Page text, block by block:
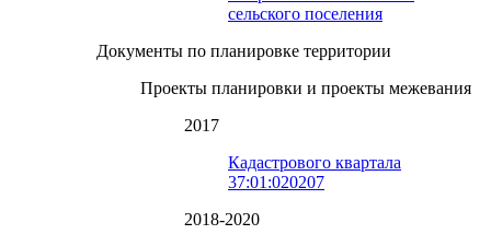
сельского поселения
Документы по планировке территории
Проекты планировки и проекты межевания
2017
Кадастрового квартала
37:01:020207
2018-2020